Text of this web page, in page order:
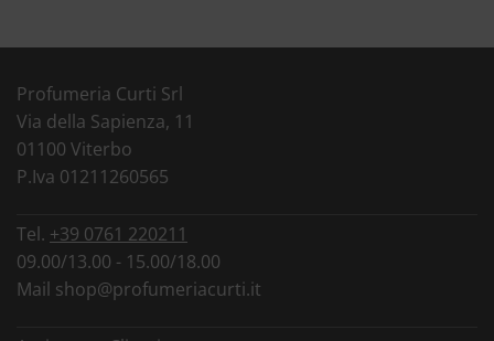
Profumeria Curti Srl
Via della Sapienza, 11
01100 Viterbo
P.Iva 01211260565
Tel. +39 0761 220211
09.00/13.00 - 15.00/18.00
Mail shop@profumeriacurti.it